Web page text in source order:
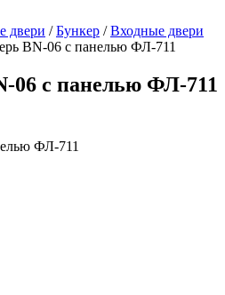
двери /Бункер /Входные двери
BN-06 с панелью ФЛ-711
06 с панелью ФЛ-711
ФЛ-711